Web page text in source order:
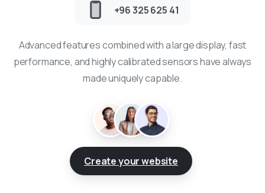
+96 325 625 41
Advanced features combined with a large display, fast
performance, and highly calibrated sensors have always
made uniquely capable.
Create your website
Utilizamos cookies para oferecer a você a melhor experiência
Você pode saber mais sobre quais cookies utilizamos ou
desativá-los nosajustes